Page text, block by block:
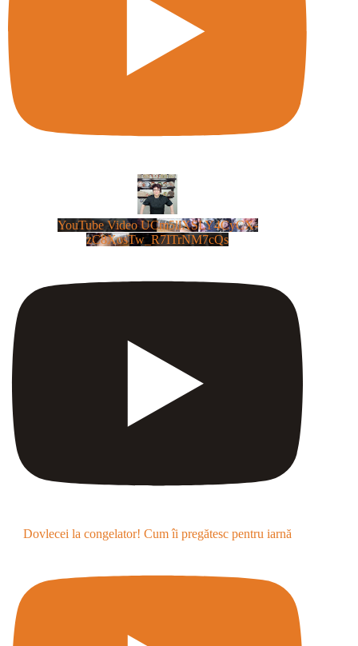
YouTube Video UCm5llXSLY4CyCX-
zC8XosTw_R7ITrNM7cQs
Dovlecei la congelator! Cum îi pregătesc pentru iarnă